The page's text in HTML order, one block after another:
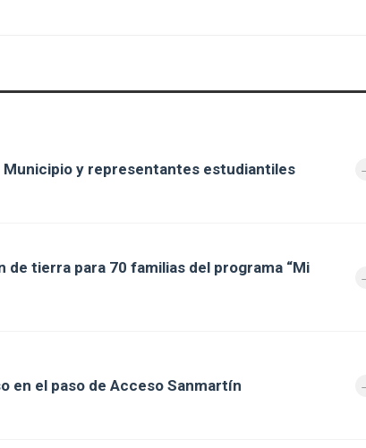
y representantes estudiantiles
de tierra para 70 familias del programa “Mi
en el paso de Acceso Sanmartín